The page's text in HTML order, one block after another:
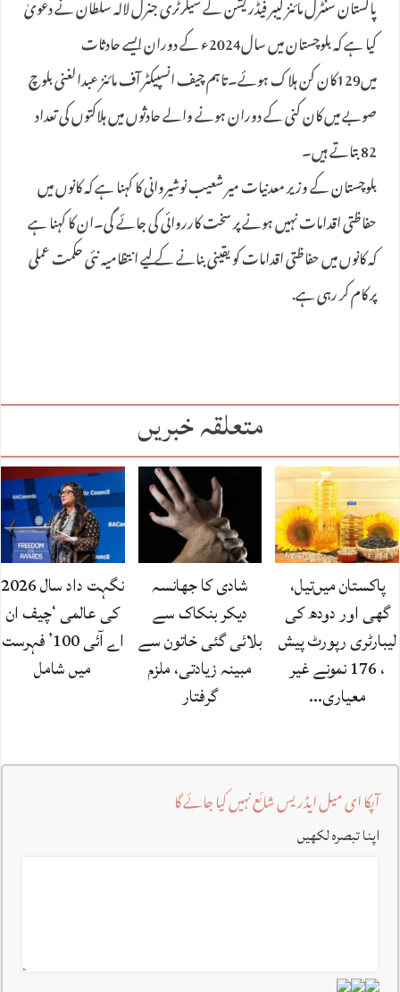
پاکستان سنٹرل مائنز لیبر فیڈریشن کے سیکرٹری جنرل لالہ سلطان نے دعویٰ
کیا ہے کہ بلوچستان میں سال2024ء کے دوران ایسے حادثات
میں129کان کن ہلاک ہوئے۔تاہم چیف انسپیکٹر آف مائنز عبدالغنی بلوچ
صوبے میں کان کنی کے دوران ہونے والے حادثوں میں ہلاکتوں کی تعداد
82 بتاتے ہیں۔
بلوچستان کے وزیر معدنیات میر شعیب نوشیروانی کا کہنا ہے کہ کانوں میں
حفاظتی اقدامات نہیں ہونے پر سخت کارروائی کی جائے گی۔ان کا کہنا ہے
کہ کانوں میں حفاظتی اقدامات کو یقینی بنانے کے لیے انتظامیہ نئی حکمت عملی
پر کام کر رہی ہے.
متعلقہ خبریں
پاکستان میں‌تیل،
گھی اور دودھ کی
لیبارٹری رپورٹ پیش
، 176 نمونے غیر
معیاری…
شادی کا جھانسہ
دیکر بنکاک سے
بلائی گئی خاتون سے
مبینہ زیادتی، ملزم
گرفتار
نگہت داد سال 2026
کی عالمی ‘چیف ان
اے آئی 100’ فہرست
میں شامل
آپکا ای میل ایڈریس شائع نہیں کیا جائے گا
اپنا تبصرہ لکھیں